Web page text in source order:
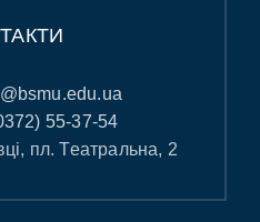
55-37-54
пл. Театральна, 2